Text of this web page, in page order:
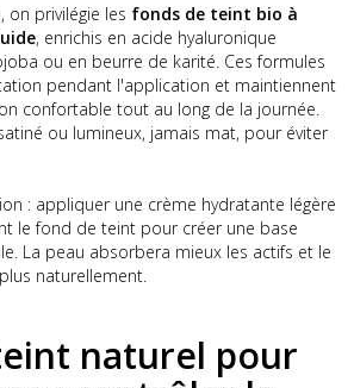
on privilégie les fonds de teint bio à
, enrichis en acide hyaluronique
ou en beurre de karité. Ces formules
pendant l'application et maintiennent
confortable tout au long de la journée.
ou lumineux, jamais mat, pour éviter
: appliquer une crème hydratante légère
le fond de teint pour créer une base
La peau absorbera mieux les actifs et le
naturellement.
naturel pour